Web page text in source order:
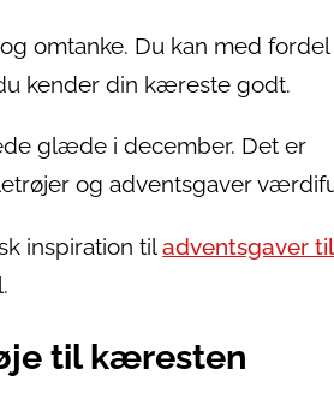
omtanke. Du kan med fordel
kender din kæreste godt.
glæde i december. Det er
og adventsgaver
inspiration tiladventsgaver til
til kæresten